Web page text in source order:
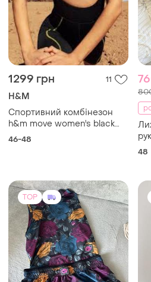
1299 грн 11
H&M
Спортивний комбінезон
h&m move women's black
drymove™ sports unitard.
46-48
48
TOP